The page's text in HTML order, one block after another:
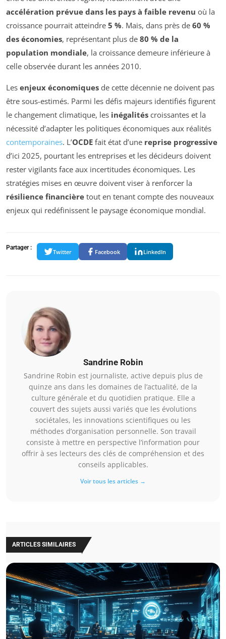
accélération prévue dans les pays à faible revenu où la
croissance pourrait atteindre 5 %. Mais, dans près de 60 %
des économies, représentant plus de 80 % de la
population mondiale, la croissance demeure inférieure à
celle observée durant les années 2010.
Les enjeux économiques de cette décennie ne doivent pas
être sous-estimés. Parmi les défis majeurs identifiés figurent
le changement climatique, les inégalités croissantes et la
nécessité d’adapter les politiques économiques aux réalités
contemporaines. L’OCDE fait état d’une reprise progressive
d’ici 2025, pourtant les entreprises et les décideurs doivent
rester vigilants face aux incertitudes économiques. Les
stratégies mises en œuvre doivent viser à renforcer la
résilience financière tout en tenant compte des nouveaux
enjeux qui redéfinissent le paysage économique mondial.
Partager :
Twitter Facebook LinkedIn
Sandrine Robin
Sandrine Robin est journaliste, active depuis plus de
quinze ans dans les domaines de l’actualité, de la
culture générale et du quotidien pratique. Elle a
couvert des sujets aussi variés que les évolutions
sociétales, les innovations scientifiques ou les
méthodes d’organisation personnelle. Son travail
consiste à mettre en perspective l’information pour
offrir à ses lecteurs des clés de compréhension et des
conseils applicables.
Voir tous les articles →
ARTICLES SIMILAIRES